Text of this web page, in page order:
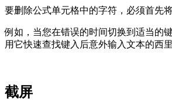
要删除公式单元格中的字符，必须首先
例如，当您在错误的时间切换到适当的
用它快速查找键入后意外输入文本的西里
截屏